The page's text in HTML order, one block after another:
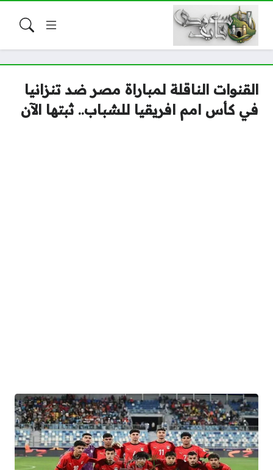
القنوات الناقلة لمباراة مصر ضد تنزانيا
في كأس امم افريقيا للشباب.. ثبتها الآن